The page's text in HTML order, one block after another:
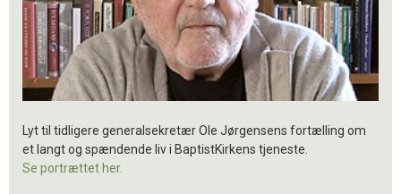
Lyt til tidligere generalsekretær Ole Jørgensens fortælling om
et langt og spændende liv i BaptistKirkens tjeneste.
Se portrættet her.